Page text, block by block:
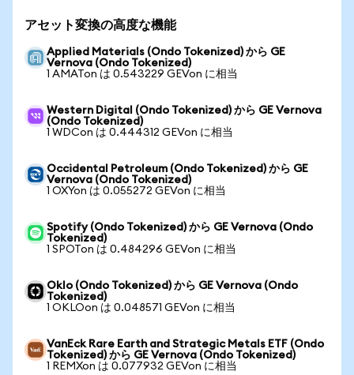
アセット変換の高度な機能
Applied Materials (Ondo Tokenized) から GE
Vernova (Ondo Tokenized)
1 AMATon は 0.543229 GEVon に相当
Western Digital (Ondo Tokenized) から GE Vernova
(Ondo Tokenized)
1 WDCon は 0.444312 GEVon に相当
Occidental Petroleum (Ondo Tokenized) から GE
Vernova (Ondo Tokenized)
1 OXYon は 0.055272 GEVon に相当
Spotify (Ondo Tokenized) から GE Vernova (Ondo
Tokenized)
1 SPOTon は 0.484296 GEVon に相当
Oklo (Ondo Tokenized) から GE Vernova (Ondo
Tokenized)
1 OKLOon は 0.048571 GEVon に相当
VanEck Rare Earth and Strategic Metals ETF (Ondo
Tokenized) から GE Vernova (Ondo Tokenized)
1 REMXon は 0.077932 GEVon に相当